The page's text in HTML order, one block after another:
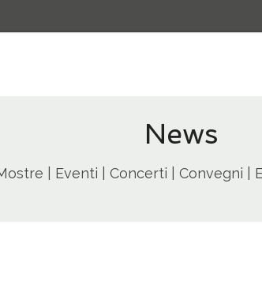
News
| Eventi | Concerti | Convegni |